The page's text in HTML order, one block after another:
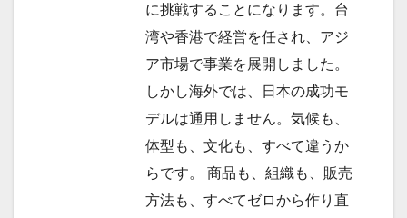
に挑戦することになります。台
湾や香港で経営を任され、アジ
ア市場で事業を展開しました。
しかし海外では、日本の成功モ
デルは通用しません。気候も、
体型も、文化も、すべて違うか
らです。 商品も、組織も、販売
方法も、すべてゼロから作り直